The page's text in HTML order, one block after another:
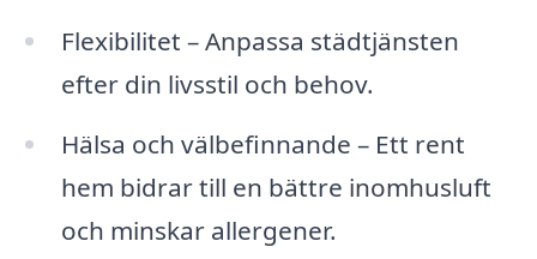
Flexibilitet – Anpassa städtjänsten
efter din livsstil och behov.
Hälsa och välbefinnande – Ett rent
hem bidrar till en bättre inomhusluft
och minskar allergener.